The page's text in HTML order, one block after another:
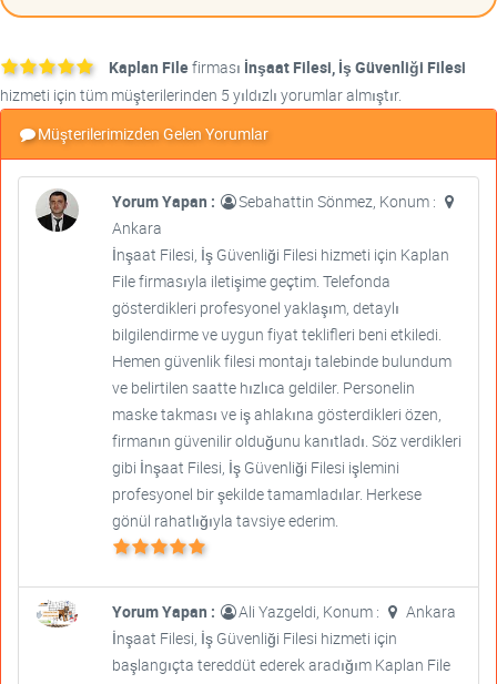
Kaplan Filefirması İnşaat Filesi, İş Güvenliği Filesi
hizmeti için tüm müşterilerinden 5 yıldızlı yorumlar almıştır.
Müşterilerimizden Gelen Yorumlar
Yorum Yapan :
Sebahattin Sönmez, Konum :
Ankara
İnşaat Filesi, İş Güvenliği Filesi hizmeti için Kaplan
File firmasıyla iletişime geçtim. Telefonda
gösterdikleri profesyonel yaklaşım, detaylı
bilgilendirme ve uygun fiyat teklifleri beni etkiledi.
Hemen güvenlik filesi montajı talebinde bulundum
ve belirtilen saatte hızlıca geldiler. Personelin
maske takması ve iş ahlakına gösterdikleri özen,
firmanın güvenilir olduğunu kanıtladı. Söz verdikleri
gibi İnşaat Filesi, İş Güvenliği Filesi işlemini
profesyonel bir şekilde tamamladılar. Herkese
gönül rahatlığıyla tavsiye ederim.
Yorum Yapan : Ali Yazgeldi, Konum :
Ankara
İnşaat Filesi, İş Güvenliği Filesi hizmeti için
başlangıçta tereddüt ederek aradığım Kaplan File